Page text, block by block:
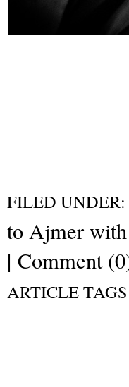
FILED UNDER:
to Ajmer
| Comment
ARTICLE